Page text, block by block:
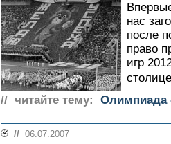
нас
после
право
игр
// читайте тему:
Олимпиада
// 06.07.2007